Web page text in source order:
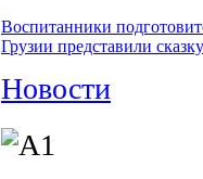
Воспитанники
Грузии представили
Новости